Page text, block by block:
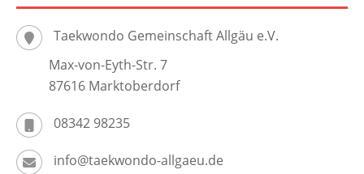
Taekwondo Gemeinschaft Allgäu e.V.
Max-von-Eyth-Str. 7
87616 Marktoberdorf
08342 98235
info@taekwondo-allgaeu.de